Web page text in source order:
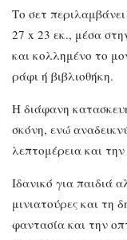
Το σετ
27 x 23 εκ., μέσα
και κολλημένο το
ράφι ή βιβλιοθήκη.
Η διάφανη
σκόνη, ενώ
λεπτομέρεια και
Ιδανικό για παιδιά
μινιατούρες και τη
φαντασία και την